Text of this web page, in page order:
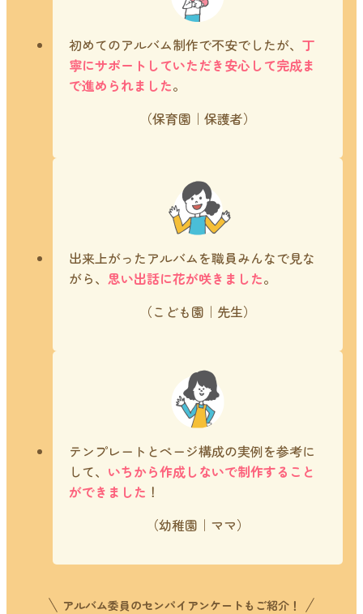
初めてのアルバム制作で不安でしたが、丁
寧にサポートしていただき安心して完成ま
で進められました。
（保育園｜保護者）
出来上がったアルバムを職員みんなで見な
がら、 思い出話に花が咲きました。
（こども園｜先生）
テンプレートとページ構成の実例を参考に
して、 いちから作成しないで制作すること
ができました ！
（幼稚園｜ママ）
アルバム委員のセンパイアンケートもご紹介！